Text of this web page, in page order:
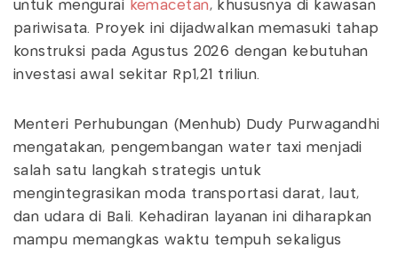
untuk mengurai kemacetan, khususnya di kawasan
pariwisata. Proyek ini dijadwalkan memasuki tahap
konstruksi pada Agustus 2026 dengan kebutuhan
investasi awal sekitar Rp1,21 triliun.
Menteri Perhubungan (Menhub) Dudy Purwagandhi
mengatakan, pengembangan water taxi menjadi
salah satu langkah strategis untuk
mengintegrasikan moda transportasi darat, laut,
dan udara di Bali. Kehadiran layanan ini diharapkan
mampu memangkas waktu tempuh sekaligus